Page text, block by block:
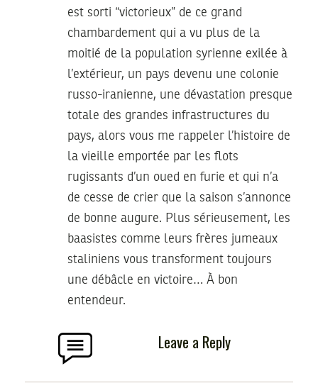
est sorti “victorieux” de ce grand
chambardement qui a vu plus de la
moitié de la population syrienne exilée à
l’extérieur, un pays devenu une colonie
russo-iranienne, une dévastation presque
totale des grandes infrastructures du
pays, alors vous me rappeler l’histoire de
la vieille emportée par les flots
rugissants d’un oued en furie et qui n’a
de cesse de crier que la saison s’annonce
de bonne augure. Plus sérieusement, les
baasistes comme leurs frères jumeaux
staliniens vous transforment toujours
une débâcle en victoire… À bon
entendeur.
Leave a Reply